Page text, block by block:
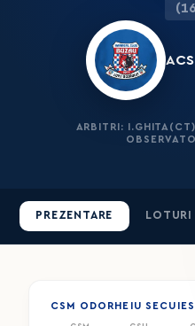
ARBITRI:
PREZENTARE LOTURI
CSM ODORHEIU